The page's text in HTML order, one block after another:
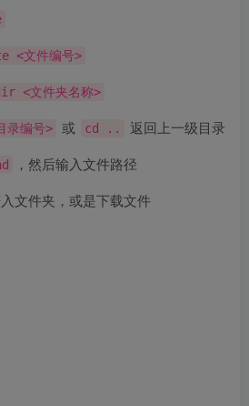
<文件编号>
<文件夹名称>
录编号> 或 cd .. 返回上一级目录
，然后输入文件路径
入文件夹，或是下载文件